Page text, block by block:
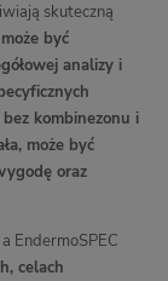
skuteczną
być
analizy i
kombinezonu i
może być
oraz
EndermoSPEC
celach